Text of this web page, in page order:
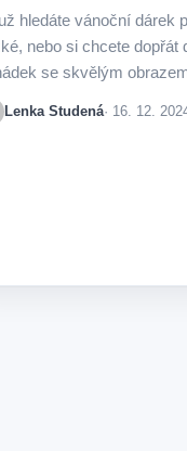
hledáte vánoční dárek
nebo si chcete dopřát
se skvělým
Lenka Studená· 16. 12.